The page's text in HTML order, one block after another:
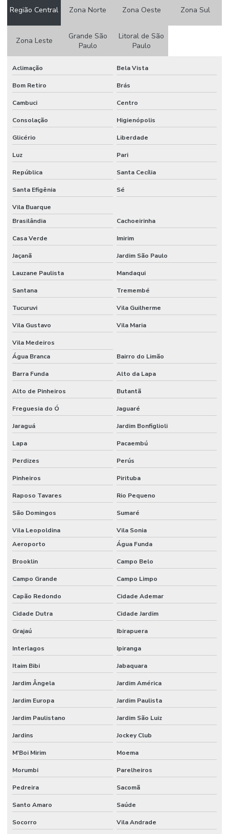
Consultoria pcmso
Consultoria em saúde e segurança do trabalho
Consultoria em segurança do trabalho
Consultoria em segurança do trabalho e meio ambiente
Consultoria em segurança do trabalho SP
Consultoria e social
Consultoria de tecnico de segurança do trabalho
Controle de ruido ambiental
Controle de ruidos
Curso de avaliação de ruído
Curso HSE internacional
Curso internacional para técnicos de segurança
Curso para líderes de segurança do trabalho
Curso de ltcat
Curso NEBOSH para engenheiros de segurança
Curso NEBOSH IGC
Curso NEBOSH IGC Brasil
Cursos internacionais de segurança do trabalho
Cursos internacionais de SST
Elaboração de mapa de risco
Elaboração de pcmso
Elaboração de ppra
Empresa de consultoria em saúde e segurança do trabalho
Empresa de consultoria em segurança do trabalho
Empresa de consultoria tecnico de segurança do trabalho
Empresa de engenharia de segurança do trabalho
Empresa pgr
Empresa de segurança do trabalho
Empresa de segurança do trabalho sp
Empresa de tecnico de segurança do trabalho
Empresa terceirizada de bombeiro civil
Empresas de bombeiro civil
Empresas de consultoria em segurança do trabalho sp
Engenharia de segurança do trabalho consultoria
Fiscalização de paradas de manutenção
Região Central Zona Norte Zona Oeste Zona Sul
Zona Leste
Grande São
Paulo
Litoral de São
Paulo
Aclimação Bela Vista
Bom Retiro Brás
Cambuci Centro
Consolação Higienópolis
Glicério Liberdade
Luz Pari
República Santa Cecília
Santa Efigênia Sé
Vila Buarque
Brasilândia
Cachoeirinha
Casa Verde Imirim
Jaçanã Jardim São Paulo
Lauzane Paulista Mandaqui
Santana Tremembé
Tucuruvi Vila Guilherme
Vila Gustavo Vila Maria
Vila Medeiros
Água Branca
Bairro do Limão
Barra Funda Alto da Lapa
Alto de Pinheiros Butantã
Freguesia do Ó Jaguaré
Jaraguá Jardim Bonfiglioli
Lapa Pacaembú
Perdizes Perús
Pinheiros Pirituba
Raposo Tavares Rio Pequeno
São Domingos Sumaré
Vila Leopoldina
Vila Sonia
Aeroporto
Água Funda
Brooklin Campo Belo
Campo Grande Campo Limpo
Capão Redondo Cidade Ademar
Cidade Dutra Cidade Jardim
Grajaú Ibirapuera
Interlagos Ipiranga
Itaim Bibi Jabaquara
Jardim Ângela Jardim América
Jardim Europa Jardim Paulista
Jardim Paulistano Jardim São Luiz
Jardins Jockey Club
M'Boi Mirim Moema
Morumbi Parelheiros
Pedreira Sacomã
Santo Amaro Saúde
Socorro Vila Andrade